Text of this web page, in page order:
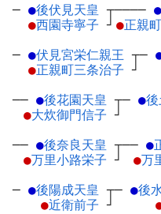
─ ●後伏見天皇 ┬
●西園寺寧子 ┘
──── ●
●正親
─ ●伏見宮栄仁親王 ┬
●正親町三条治子 ┘
─
── ●後花園天皇 ┬
●大炊御門信子 ┘
─ ●後
── ●後奈良天皇 ┬
●万里小路栄子 ┘
── ●
●万
─ ●後陽成天皇 ┬
●近衛前子 ┘
─ ●後